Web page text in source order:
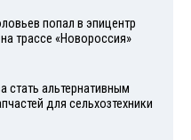
попал в эпицентр
трассе «Новороссия»
стать альтернативным
для сельхозтехники